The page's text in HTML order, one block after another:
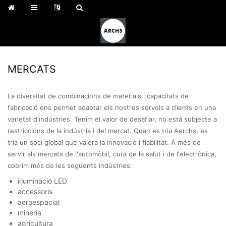
MERCATS
La diversitat de combinacions de materials i capacitats de
fabricació ens permet adaptar els nostres serveis a clients en una
varietat d'indústries. Tenim el valor de desafiar, no està subjecte a
restriccions de la indústria i del mercat. Quan es tria Aerchs, es
tria un soci global que valora la innovació i fiabilitat. A més de
servir als mercats de l'automòbil, cura de la salut i de l'electrònica,
cobrim més de les següents indústries:
il·luminació LED
accessoris
aeroespacial
mineria
agricultura